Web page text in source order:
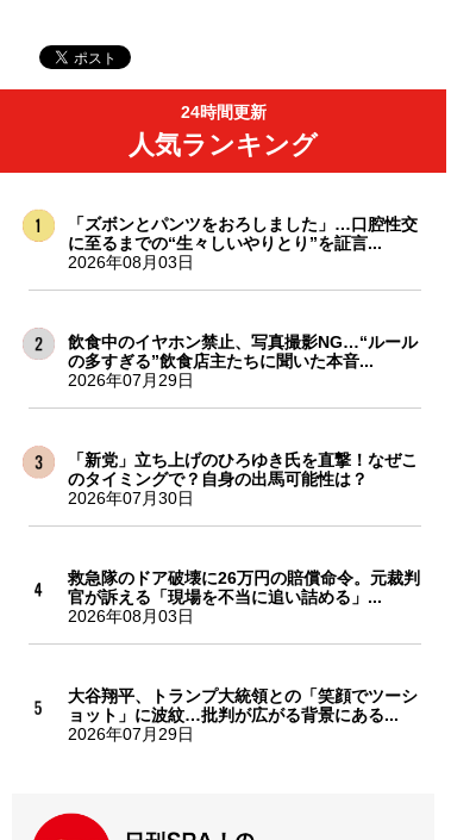
24時間更新
人気ランキング
「ズボンとパンツをおろしました」…口腔性交
に至るまでの“生々しいやりとり”を証言...
2026年08月03日
飲食中のイヤホン禁止、写真撮影NG…“ルール
の多すぎる”飲食店主たちに聞いた本音...
2026年07月29日
「新党」立ち上げのひろゆき氏を直撃！なぜこ
のタイミングで？自身の出馬可能性は？
2026年07月30日
救急隊のドア破壊に26万円の賠償命令。元裁判
官が訴える「現場を不当に追い詰める」...
2026年08月03日
大谷翔平、トランプ大統領との「笑顔でツーシ
ョット」に波紋…批判が広がる背景にある...
2026年07月29日